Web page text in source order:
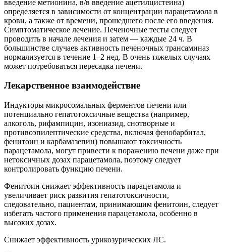
введение метионина, в/в введение ацетилцистеина)
определяется в зависимости от концентрации парацетамола в
крови, а также от времени, прошедшего после его введения.
Симптоматическое лечение. Печеночные тесты следует
проводить в начале лечения и затем — каждые 24 ч. В
большинстве случаев активность печеночных трансаминаз
нормализуется в течение 1–2 нед. В очень тяжелых случаях
может потребоваться пересадка печени.
Лекарственное взаимодействие
Индукторы микросомальных ферментов печени или
потенциально гепатотоксичные вещества (например,
алкоголь, рифампицин, изониазид, снотворные и
противоэпилептические средства, включая фенобарбитал,
фенитоин и карбамазепин) повышают токсичность
парацетамола, могут привести к поражению печени даже при
нетоксичных дозах парацетамола, поэтому следует
контролировать функцию печени.
Фенитоин снижает эффективность парацетамола и
увеличивает риск развития гепатотоксичности,
следовательно, пациентам, принимающим фенитоин, следует
избегать частого применения парацетамола, особенно в
высоких дозах.
Снижает эффективность урикозурических ЛС.